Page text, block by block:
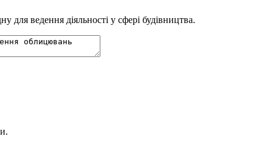
ведення діяльності у сфері будівництва.